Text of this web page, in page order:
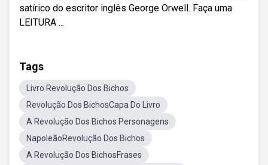
satírico do escritor inglês George Orwell. Faça uma
LEITURA ...
Tags
Livro Revolução Dos Bichos
Revolução Dos BichosCapa Do Livro
A Revolução Dos Bichos Personagens
NapoleãoRevolução Dos Bichos
A Revolução Dos BichosFrases